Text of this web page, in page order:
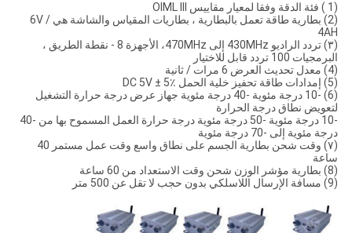
(1 ) فئة الدقة وفقا لمعيار مقاييس OIML III
(2) بطارية طاقة تعمل بالبطارية ، بطاريات المقياس والشاشة هي 6V /
4AH
(٣) تردد الراديو 430MHz إلى 470MHz، الأجهزة 8 - نقطة الطريق ،
البرمجيات 100 تردد قابل للاختيار
(4) معدل تحديث العرض 6 مرات / ثانية
(5) إمدادات طاقة تحفيز خلية الحمل DC 5V ± 5٪
(6) -10 درجة مئوية -40 درجة مئوية جهاز عرض درجة حرارة التشغيل
لتعويض نطاق درجة الحرارة
-10 درجة مئوية -50 درجة مئوية درجة حرارة العمل المسموح بها من -40
درجة مئوية إلى -70 درجة مئوية
(٧) وقت شحن بطارية الجسم على نطاق واسع وقت عمل مستمر 40
ساعة
(8) بطارية مؤشر الوزن شحن وقت الاستعداد من 60 ساعة
(9) مسافة الإرسال اللاسلكي بدون حجب لا تقل عن 500 متر